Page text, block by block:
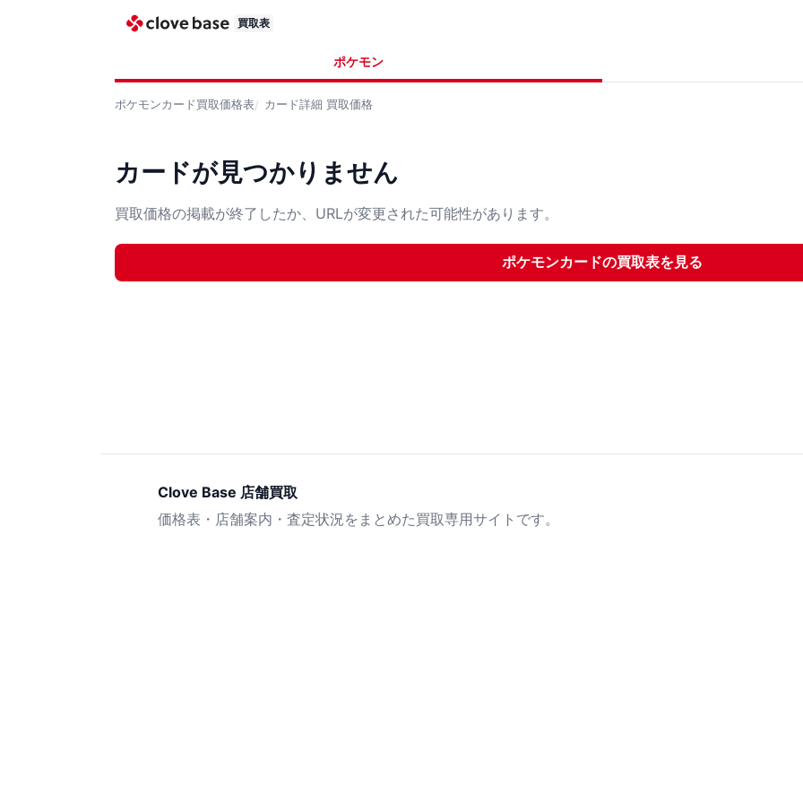
買取表
ポケモン
ポケモンカード買取価格表 カード詳細 買取価格
カードが見つかりません
買取価格の掲載が終了したか、URLが変更された可能性があります。
ポケモンカードの買取表を見る
Clove Base 店舗買取
価格表・店舗案内・査定状況をまとめた買取専用サイトです。